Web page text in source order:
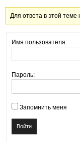
Для ответа в этой теме
Имя пользователя:
Пароль:
Запомнить меня
Войти